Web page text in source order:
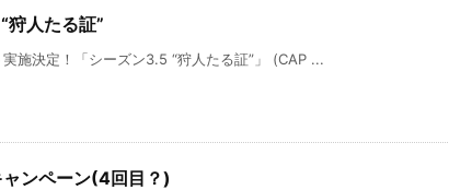
人たる証”
施決定！「シーズン3.5 “狩人たる証”」 (CAP ...
ンペーン(4回目？)